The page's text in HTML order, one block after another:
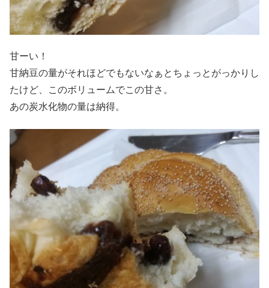
甘ーい！
甘納豆の量がそれほどでもないなぁとちょっとがっかりし
たけど、このボリュームでこの甘さ。
あの炭水化物の量は納得。